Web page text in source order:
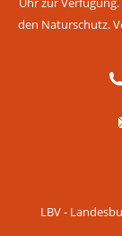
den Naturschutz.
LBV -